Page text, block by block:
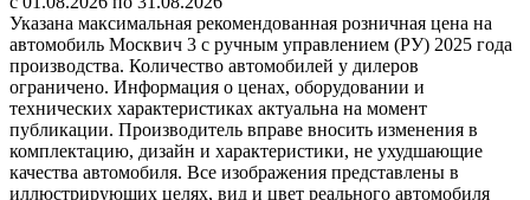
Указана максимальная рекомендованная розничная цена на
автомобиль Москвич 3 с ручным управлением (РУ) 2025 года
производства. Количество автомобилей у дилеров
ограничено. Информация о ценах, оборудовании и
технических характеристиках актуальна на момент
публикации. Производитель вправе вносить изменения в
комплектацию, дизайн и характеристики, не ухудшающие
качества автомобиля. Все изображения представлены в
иллюстрирующих целях, вид и цвет реального автомобиля